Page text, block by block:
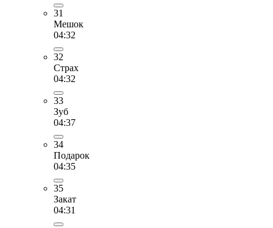
31
Мешок
04:32
32
Страх
04:32
33
Зуб
04:37
34
Подарок
04:35
35
Закат
04:31